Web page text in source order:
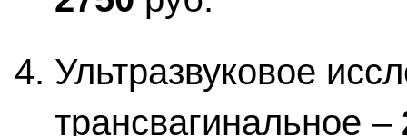
Ультразвуковое
трансвагинальное –